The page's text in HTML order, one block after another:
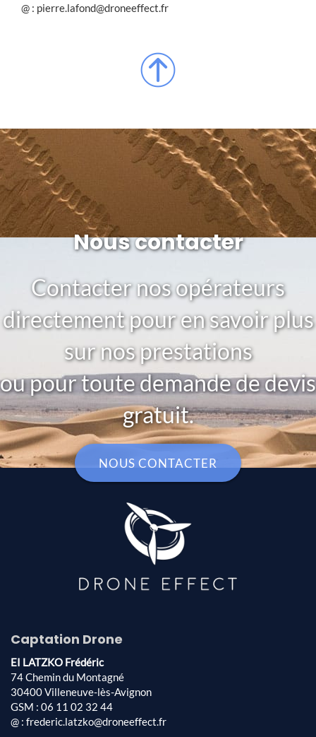
@ : pierre.lafond@droneeffect.fr
Nous contacter
Contacter nos opérateurs
directement pour en savoir plus
sur nos prestations
ou pour toute demande de devis
gratuit.
NOUS CONTACTER
Captation Drone
EI LATZKO Frédéric
74 Chemin du Montagné
30400 Villeneuve-lès-Avignon
GSM : 06 11 02 32 44
@ : frederic.latzko@droneeffect.fr